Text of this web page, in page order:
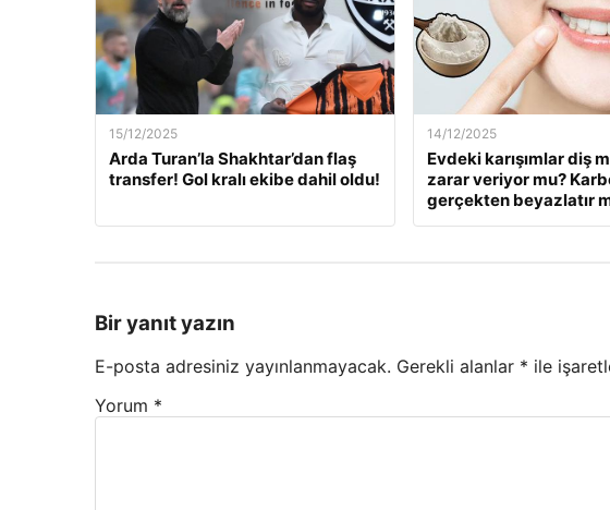
15/12/2025
Arda Turan’la Shakhtar’dan flaş
transfer! Gol kralı ekibe dahil oldu!
14/12/2025
Evdeki karışımlar diş
zarar veriyor mu?
gerçekten beyazlatır
Bir yanıt yazın
E-posta adresiniz yayınlanmayacak. Gerekli alanlar * ile
Yorum *